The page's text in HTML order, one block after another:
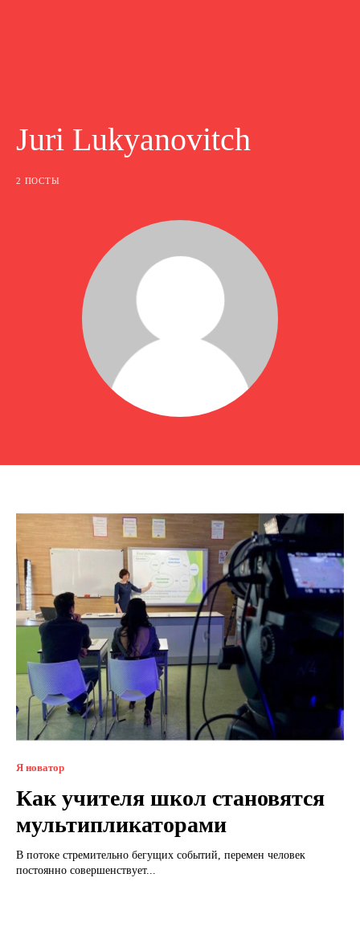
Juri Lukyanovitch
2 ПОСТЫ
Я новатор
Как учителя школ становятся
мультипликаторами
В потоке стремительно бегущих событий, перемен человек
постоянно совершенствует...